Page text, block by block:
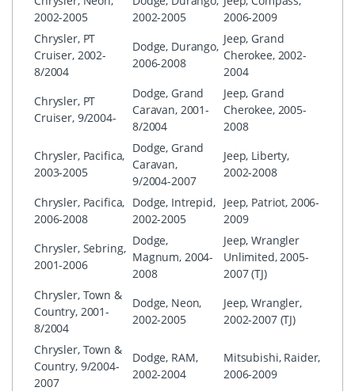
2002-2005
2002-2005
2006-2009
Chrysler, PT
Cruiser, 2002-
8/2004
Dodge, Durango,
2006-2008
Jeep, Grand
Cherokee, 2002-
2004
Chrysler, PT
Cruiser, 9/2004-
Dodge, Grand
Caravan, 2001-
8/2004
Jeep, Grand
Cherokee, 2005-
2008
Chrysler, Pacifica,
2003-2005
Dodge, Grand
Caravan,
9/2004-2007
Jeep, Liberty,
2002-2008
Chrysler, Pacifica,
2006-2008
Dodge, Intrepid,
2002-2005
Jeep, Patriot, 2006-
2009
Chrysler, Sebring,
2001-2006
Dodge,
Magnum, 2004-
2008
Jeep, Wrangler
Unlimited, 2005-
2007 (TJ)
Chrysler, Town &
Country, 2001-
8/2004
Dodge, Neon,
2002-2005
Jeep, Wrangler,
2002-2007 (TJ)
Chrysler, Town &
Country, 9/2004-
2007
Dodge, RAM,
2002-2004
Mitsubishi, Raider,
2006-2009